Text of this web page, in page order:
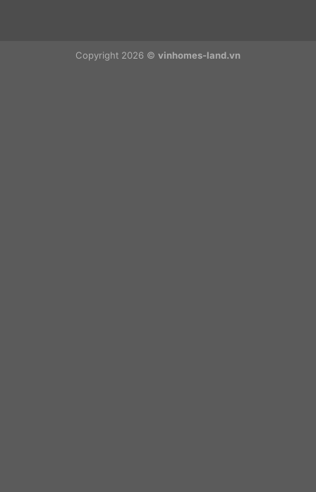
Copyright 2026 © vinhomes-land.vn